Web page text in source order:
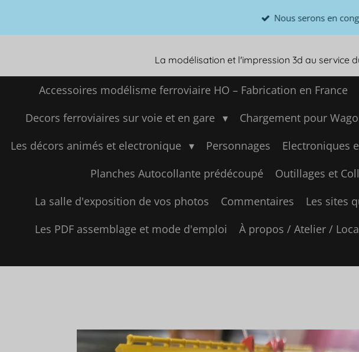
contenu
Nous serons en
La modélisation et l'impression 3d au service
Accessoires modélisme ferroviaire HO – Fabrication en France
Decors ferroviaires sur voie et en gare
Chargement pour
Les décors animés et electronique
Personnages Electroniques
Planches Autocollante prédécoupé
Outillages et
La salle d'exposition de vos photos
Commentaires Les sites
Les PDF assemblage et mode d'emploi
À propos / Atelier /